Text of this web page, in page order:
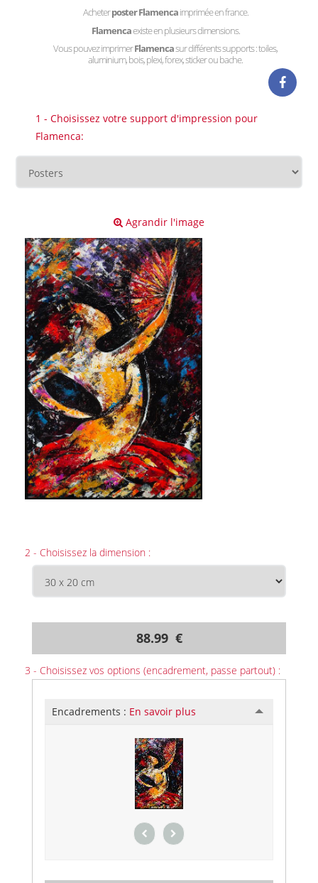
Acheterposter Flamencaimprimée en france.
Flamencaexiste en plusieurs dimensions.
Vous pouvez imprimerFlamencasur différents supports : toiles,
aluminium, bois, plexi, forex, sticker ou bache.
1 - Choisissez votre support d'impression pour
Flamenca:
Agrandir l'image
2 - Choisissez la dimension :
88.99 €
3 - Choisissez vos options (encadrement, passe partout) :
Encadrements : En savoir plus